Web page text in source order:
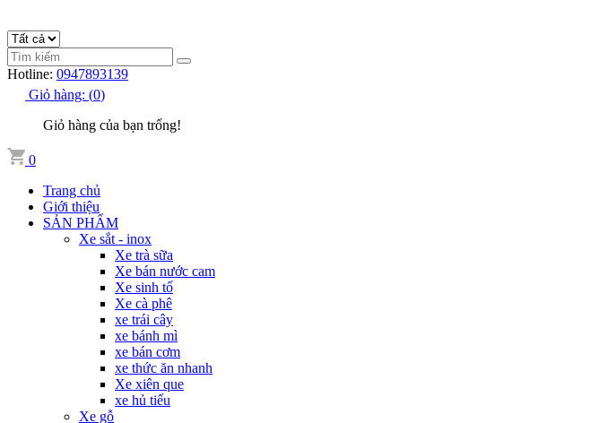
Hotline: 0947893139
Giỏ hàng: (0)
Giỏ hàng của bạn trống!
0
Trang chủ
Giới thiệu
SẢN PHẨM
Xe sắt - inox
Xe trà sữa
Xe bán nước cam
Xe sinh tố
Xe cà phê
xe trái cây
xe bánh mì
xe bán cơm
xe thức ăn nhanh
Xe xiên que
xe hủ tiếu
Xe gỗ